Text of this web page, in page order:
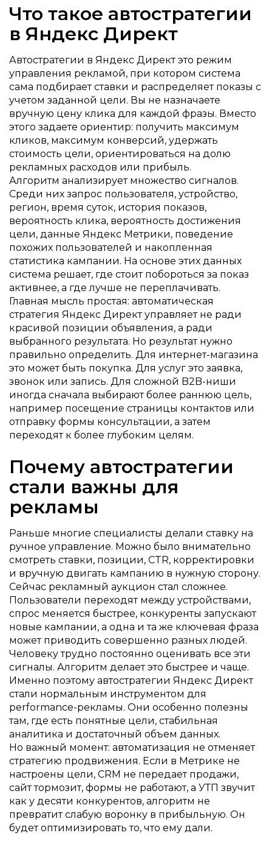
Что такое автостратегии
в Яндекс Директ
Автостратегии в Яндекс Директ это режим
управления рекламой, при котором система
сама подбирает ставки и распределяет показы с
учетом заданной цели. Вы не назначаете
вручную цену клика для каждой фразы. Вместо
этого задаете ориентир: получить максимум
кликов, максимум конверсий, удержать
стоимость цели, ориентироваться на долю
рекламных расходов или прибыль.
Алгоритм анализирует множество сигналов.
Среди них запрос пользователя, устройство,
регион, время суток, история показов,
вероятность клика, вероятность достижения
цели, данные Яндекс Метрики, поведение
похожих пользователей и накопленная
статистика кампании. На основе этих данных
система решает, где стоит побороться за показ
активнее, а где лучше не переплачивать.
Главная мысль простая: автоматическая
стратегия Яндекс Директ управляет не ради
красивой позиции объявления, а ради
выбранного результата. Но результат нужно
правильно определить. Для интернет-магазина
это может быть покупка. Для услуг это заявка,
звонок или запись. Для сложной B2B-ниши
иногда сначала выбирают более раннюю цель,
например посещение страницы контактов или
отправку формы консультации, а затем
переходят к более глубоким целям.
Почему автостратегии
стали важны для
рекламы
Раньше многие специалисты делали ставку на
ручное управление. Можно было внимательно
смотреть ставки, позиции, CTR, корректировки
и вручную двигать кампанию в нужную сторону.
Сейчас рекламный аукцион стал сложнее.
Пользователи переходят между устройствами,
спрос меняется быстрее, конкуренты запускают
новые кампании, а одна и та же ключевая фраза
может приводить совершенно разных людей.
Человеку трудно постоянно оценивать все эти
сигналы. Алгоритм делает это быстрее и чаще.
Именно поэтому автостратегии Яндекс Директ
стали нормальным инструментом для
performance-рекламы. Они особенно полезны
там, где есть понятные цели, стабильная
аналитика и достаточный объем данных.
Но важный момент: автоматизация не отменяет
стратегию продвижения. Если в Метрике не
настроены цели, CRM не передает продажи,
сайт тормозит, формы не работают, а УТП звучит
как у десяти конкурентов, алгоритм не
превратит слабую воронку в прибыльную. Он
будет оптимизировать то, что ему дали.